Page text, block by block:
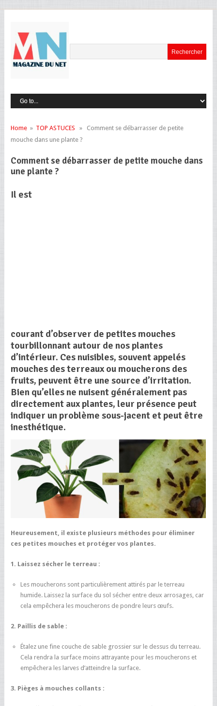
Home» TOP ASTUCES » Comment se débarrasser de petite
mouche dans une plante ?
Comment se débarrasser de petite mouche dans
une plante ?
Il est
courant d’observer de petites mouches
tourbillonnant autour de nos plantes
d’intérieur. Ces nuisibles, souvent appelés
mouches des terreaux ou moucherons des
fruits, peuvent être une source d’irritation.
Bien qu’elles ne nuisent généralement pas
directement aux plantes, leur présence peut
indiquer un problème sous-jacent et peut être
inesthétique.
Heureusement, il existe plusieurs méthodes pour éliminer
ces petites mouches et protéger vos plantes.
1. Laissez sécher le terreau :
Les moucherons sont particulièrement attirés par le terreau
humide. Laissez la surface du sol sécher entre deux arrosages, car
cela empêchera les moucherons de pondre leurs œufs.
2. Paillis de sable :
Étalez une fine couche de sable grossier sur le dessus du terreau.
Cela rendra la surface moins attrayante pour les moucherons et
empêchera les larves d’atteindre la surface.
3. Pièges à mouches collants :